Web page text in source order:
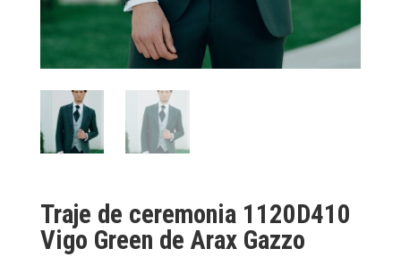
Traje de ceremonia 1120D410
Vigo Green de Arax Gazzo